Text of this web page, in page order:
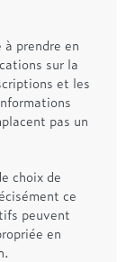
prendre en
sur la
et les
pas un
choix de
ce
peuvent
en